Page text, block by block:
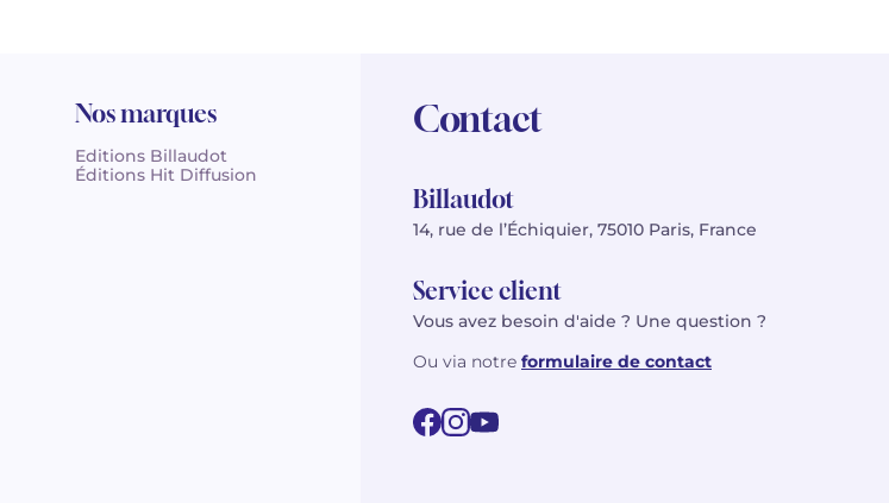
Nos marques
Editions Billaudot
Éditions Hit Diffusion
Contact
Billaudot
14, rue de l’Échiquier, 75010 Paris, France
Service client
Vous avez besoin d'aide ? Une question ?
Ou via notre formulaire de contact